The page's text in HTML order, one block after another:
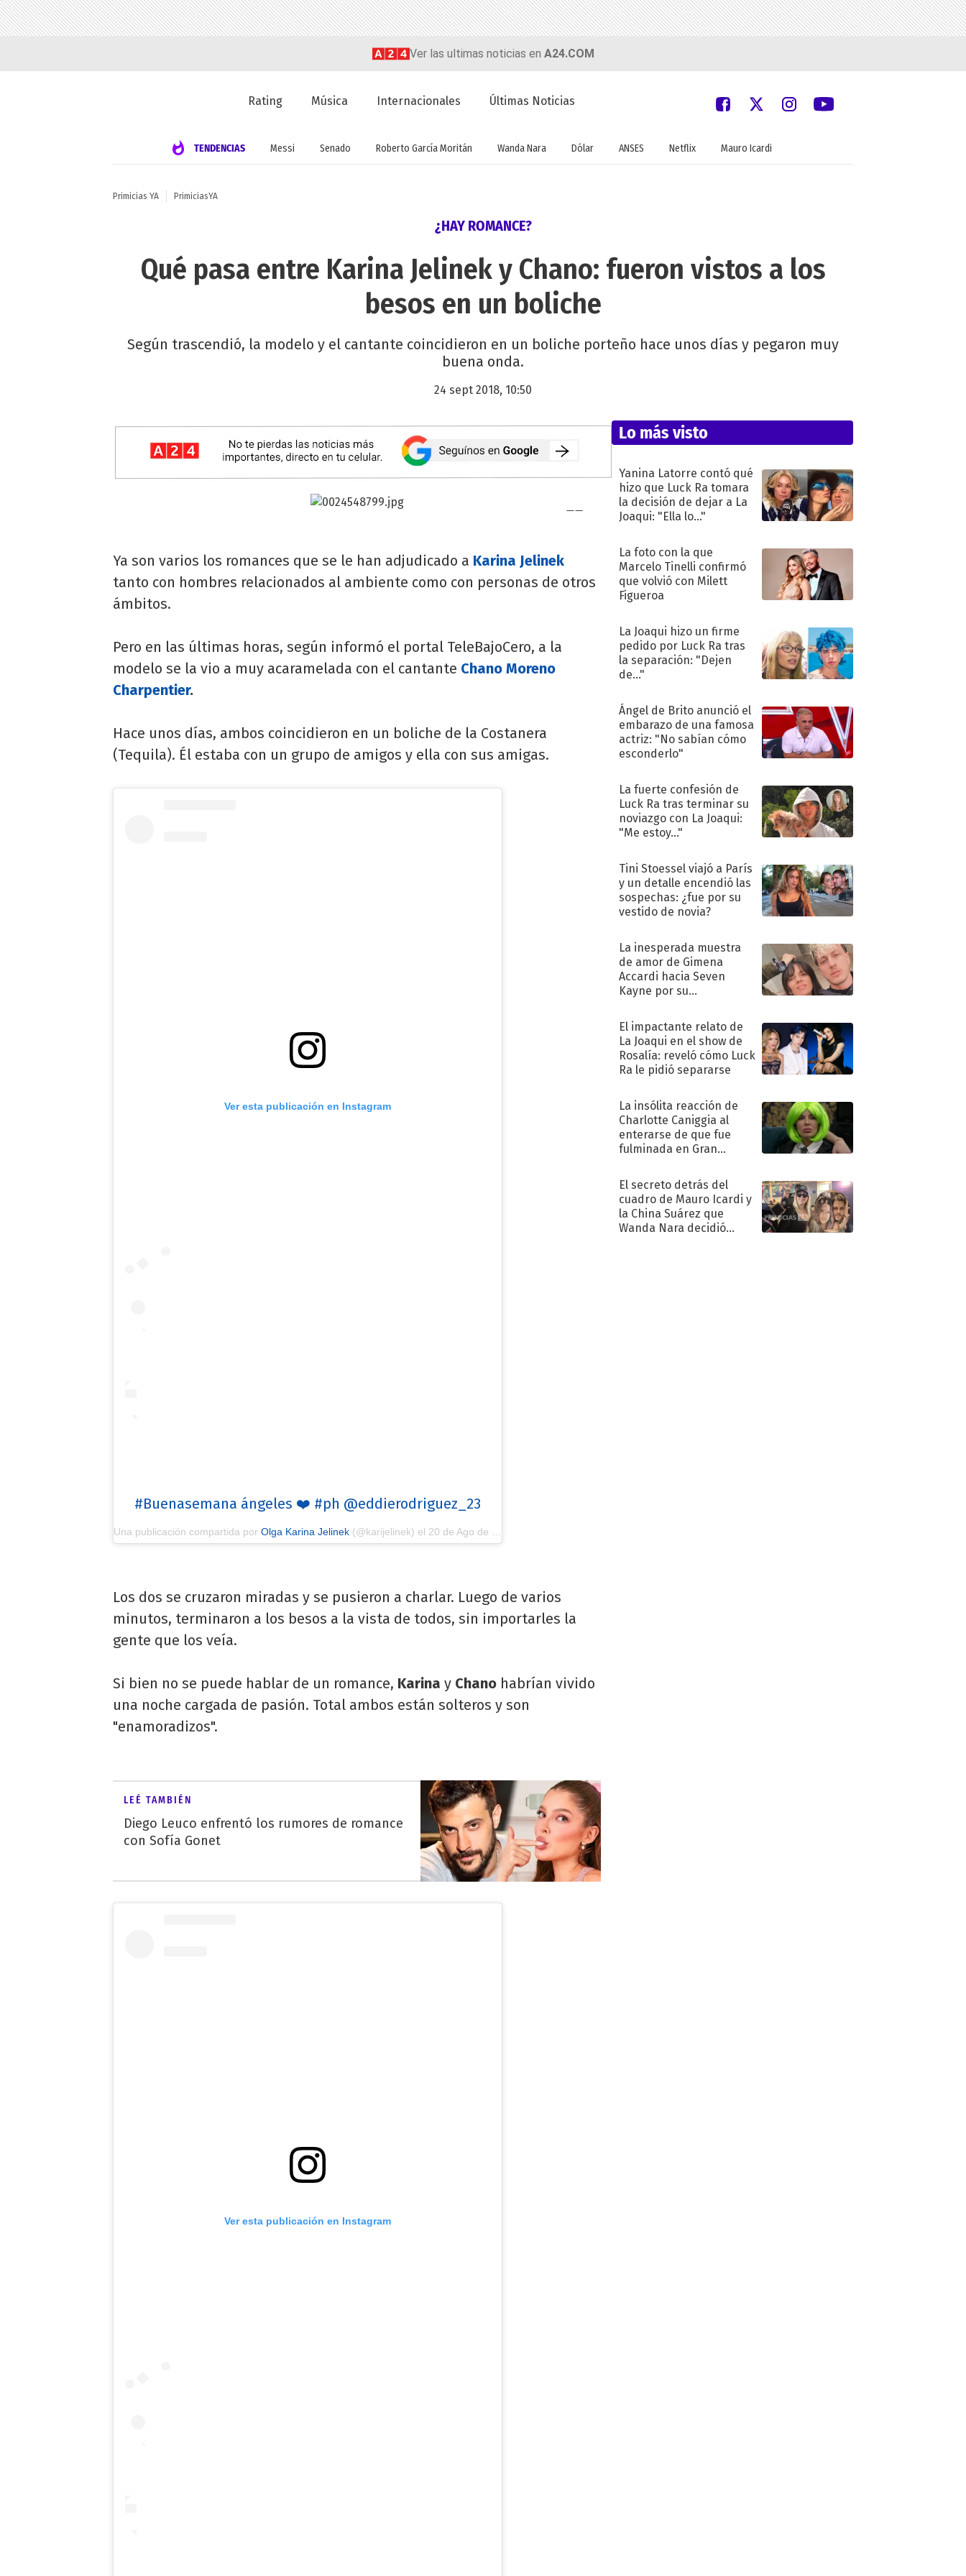
Ver las ultimas noticias en A24.COM
Rating Música Internacionales Últimas Noticias
TENDENCIAS Messi Senado Roberto García Moritán Wanda Nara Dólar ANSES Netflix Mauro Icardi
Primicias YA PrimiciasYA
¿HAY ROMANCE?
Qué pasa entre Karina Jelinek y Chano: fueron vistos a los
besos en un boliche
Según trascendió, la modelo y el cantante coincidieron en un boliche porteño hace unos días y pegaron muy
buena onda.
24 sept 2018, 10:50
Ya son varios los romances que se le han adjudicado a Karina Jelinek
tanto con hombres relacionados al ambiente como con personas de otros
ámbitos.
Pero en las últimas horas, según informó el portal TeleBajoCero, a la
modelo se la vio a muy acaramelada con el cantante Chano Moreno
Charpentier.
Hace unos días, ambos coincidieron en un boliche de la Costanera
(Tequila). Él estaba con un grupo de amigos y ella con sus amigas.
Ver esta publicación en Instagram
#Buenasemana ángeles ❤️ #ph @eddierodriguez_23
Una publicación compartida por Olga Karina Jelinek (@karijelinek) el 20 de Ago de 2018 a las 3:57 PDT
Los dos se cruzaron miradas y se pusieron a charlar. Luego de varios
minutos, terminaron a los besos a la vista de todos, sin importarles la
gente que los veía.
Si bien no se puede hablar de un romance, Karina y Chano habrían vivido
una noche cargada de pasión. Total ambos están solteros y son
"enamoradizos".
LEÉ TAMBIÉN
Diego Leuco enfrentó los rumores de romance
con Sofía Gonet
Ver esta publicación en Instagram
Lo más visto
Yanina Latorre contó qué
hizo que Luck Ra tomara
la decisión de dejar a La
Joaqui: "Ella lo..."
La foto con la que
Marcelo Tinelli confirmó
que volvió con Milett
Figueroa
La Joaqui hizo un firme
pedido por Luck Ra tras
la separación: "Dejen
de..."
Ángel de Brito anunció el
embarazo de una famosa
actriz: "No sabían cómo
esconderlo"
La fuerte confesión de
Luck Ra tras terminar su
noviazgo con La Joaqui:
"Me estoy..."
Tini Stoessel viajó a París
y un detalle encendió las
sospechas: ¿fue por su
vestido de novia?
La inesperada muestra
de amor de Gimena
Accardi hacia Seven
Kayne por su
El impactante relato de
La Joaqui en el show de
Rosalía: reveló cómo Luck
Ra le pidió separarse
La insólita reacción de
Charlotte Caniggia al
enterarse de que fue
fulminada en Gran
El secreto detrás del
cuadro de Mauro Icardi y
la China Suárez que
Wanda Nara decidió